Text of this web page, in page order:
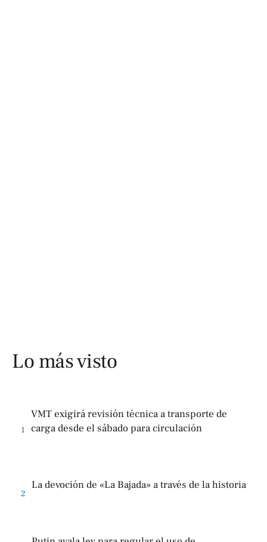
Lo más visto
1
VMT exigirá revisión técnica a transporte de
carga desde el sábado para circulación
2
La devoción de «La Bajada» a través de la historia